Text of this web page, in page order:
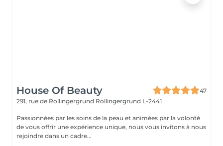
House Of Beauty
47
291, rue de Rollingergrund Rollingergrund L-2441
Passionnées par les soins de la peau et animées par la volonté
de vous offrir une expérience unique, nous vous invitons à nous
rejoindre dans un cadre...